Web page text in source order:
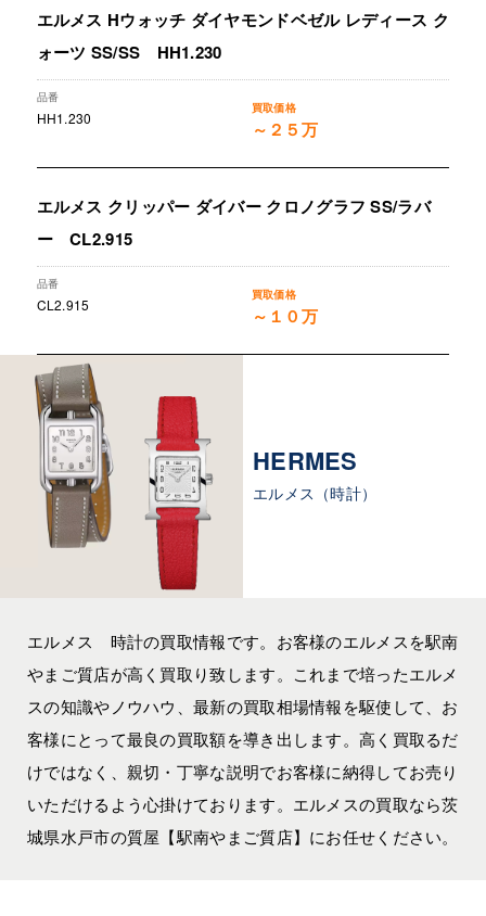
エルメス Hウォッチ ダイヤモンドベゼル レディース ク
ォーツ SS/SS HH1.230
HH1.230 ～２５万
エルメス クリッパー ダイバー クロノグラフ SS/ラバ
ー CL2.915
CL2.915 ～１０万
HERMES
エルメス（時計）
エルメス 時計の買取情報です。お客様のエルメスを駅南
やまご質店が高く買取り致します。これまで培ったエルメ
スの知識やノウハウ、最新の買取相場情報を駆使して、お
客様にとって最良の買取額を導き出します。高く買取るだ
けではなく、親切・丁寧な説明でお客様に納得してお売り
いただけるよう心掛けております。エルメスの買取なら茨
城県水戸市の質屋【駅南やまご質店】にお任せください。